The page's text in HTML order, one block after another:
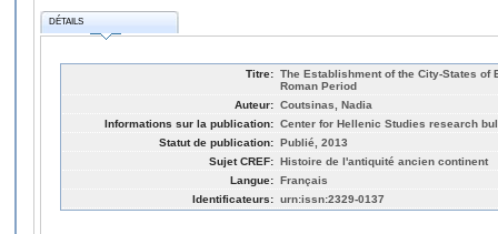
DÉTAILS
Titre: The Establishment of the City-States of
Roman Period
Auteur: Coutsinas, Nadia
Informations sur la publication: Center for Hellenic Studies research
Statut de publication: Publié, 2013
Sujet CREF: Histoire de l'antiquité ancien continent
Langue: Français
Identificateurs: urn:issn:2329-0137